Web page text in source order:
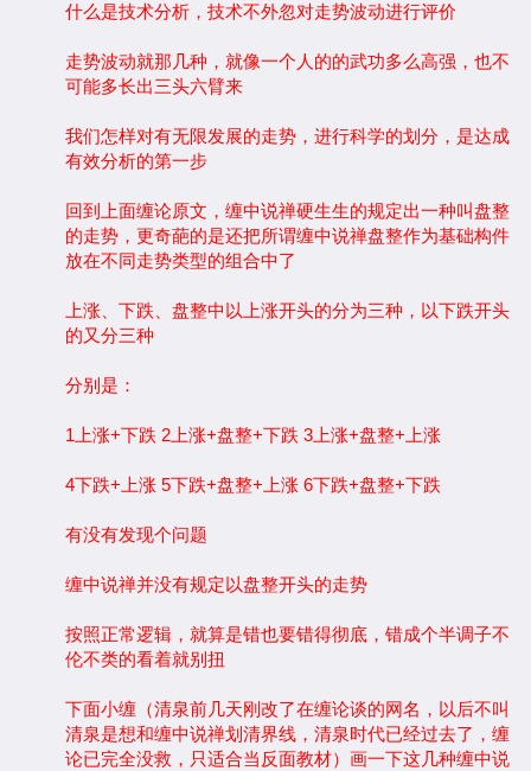
什么是技术分析，技术不外忽对走势波动进行评价
走势波动就那几种，就像一个人的的武功多么高强，也不
可能多长出三头六臂来
我们怎样对有无限发展的走势，进行科学的划分，是达成
有效分析的第一步
回到上面缠论原文，缠中说禅硬生生的规定出一种叫盘整
的走势，更奇葩的是还把所谓缠中说禅盘整作为基础构件
放在不同走势类型的组合中了
上涨、下跌、盘整中以上涨开头的分为三种，以下跌开头
的又分三种
分别是：
1上涨+下跌 2上涨+盘整+下跌 3上涨+盘整+上涨
4下跌+上涨 5下跌+盘整+上涨 6下跌+盘整+下跌
有没有发现个问题
缠中说禅并没有规定以盘整开头的走势
按照正常逻辑，就算是错也要错得彻底，错成个半调子不
伦不类的看着就别扭
下面小缠（清泉前几天刚改了在缠论谈的网名，以后不叫
清泉是想和缠中说禅划清界线，清泉时代已经过去了，缠
论已完全没救，只适合当反面教材）画一下这几种缠中说